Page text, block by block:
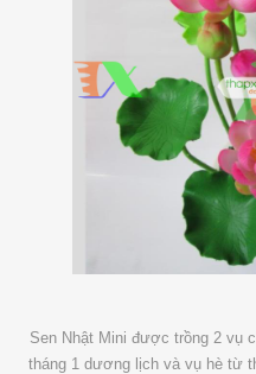
Sen Nhật Mini được trồng 2 vụ
tháng 1 dương lịch và vụ hè từ